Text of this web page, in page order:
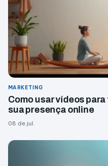
MARKETING
Como usar vídeos
sua presença online
08 de jul.